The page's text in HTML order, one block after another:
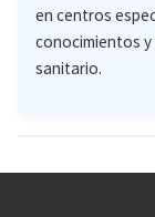
en centros
conocimientos y
sanitario.